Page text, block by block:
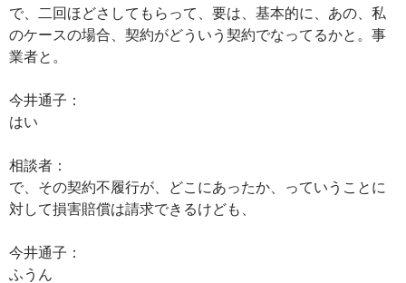
で、二回ほどさしてもらって、要は、基本的に、あの、私
のケースの場合、契約がどういう契約でなってるかと。事
業者と。
今井通子：
はい
相談者：
で、その契約不履行が、どこにあったか、っていうことに
対して損害賠償は請求できるけども、
今井通子：
ふうん